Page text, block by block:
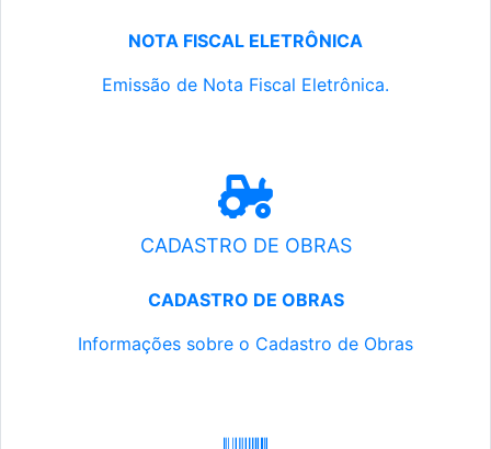
NOTA FISCAL ELETRÔNICA
Emissão de Nota Fiscal Eletrônica.
CADASTRO DE OBRAS
CADASTRO DE OBRAS
Informações sobre o Cadastro de Obras